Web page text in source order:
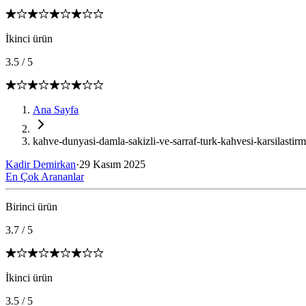
İkinci ürün
3.5 / 5
Ana Sayfa
kahve-dunyasi-damla-sakizli-ve-sarraf-turk-kahvesi-
Kadir Demirkan·29 Kasım 2025
En Çok Arananlar
Birinci ürün
3.7 / 5
İkinci ürün
3.5 / 5